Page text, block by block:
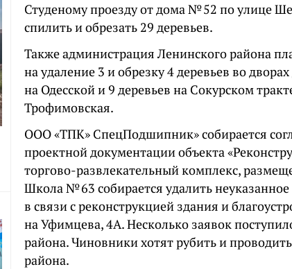
Студеному проезду от дома № 52 по улице
спилить и обрезать 29 деревьев.
Также администрация Ленинского района
на удаление 3 и обрезку 4 деревьев во
на Одесской и 9 деревьев на Сокурском
Трофимовская.
ООО «ТПК» СпецПодшипник» собирается
проектной документации объекта
торгово-развлекательный комплекс,
Школа № 63 собирается удалить
в связи с реконструкцией здания и
на Уфимцева, 4А. Несколько заявок
района. Чиновники хотят рубить и
района.